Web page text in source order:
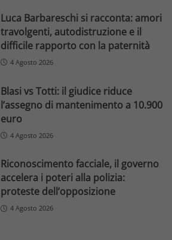
Luca Barbareschi si racconta: amori
travolgenti, autodistruzione e il
difficile rapporto con la paternità
4 Agosto 2026
Blasi vs Totti: il giudice riduce
l’assegno di mantenimento a 10.900
euro
4 Agosto 2026
Riconoscimento facciale, il governo
accelera i poteri alla polizia:
proteste dell’opposizione
4 Agosto 2026